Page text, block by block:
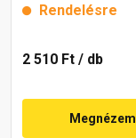
Rendelésre
2 510 Ft / db
Megnézem